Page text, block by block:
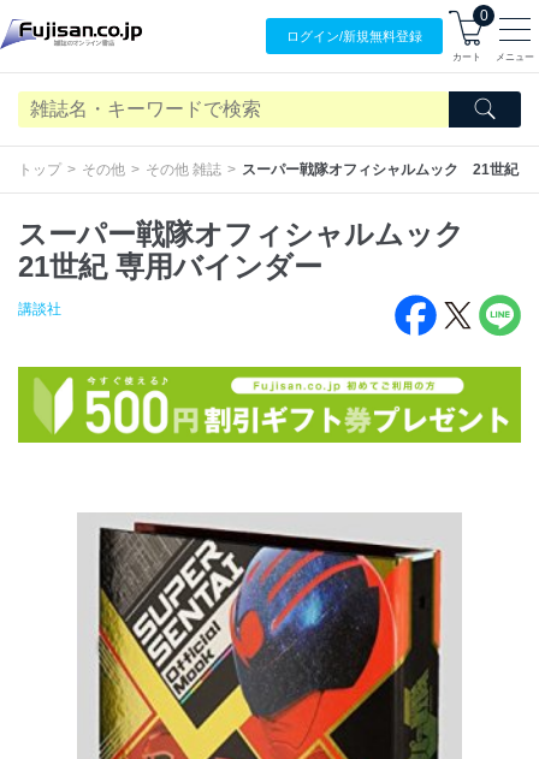
ログイン/新規無料登録
0
カート メニュー
トップ その他 その他 雑誌 スーパー戦隊オフィシャルムック 21世紀 専
スーパー戦隊オフィシャルムック
21世紀 専用バインダー
講談社